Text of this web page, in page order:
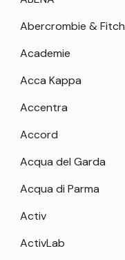
Abercrombie & Fitch
Academie
Acca Kappa
Accentra
Accord
Acqua del Garda
Acqua di Parma
Activ
ActivLab